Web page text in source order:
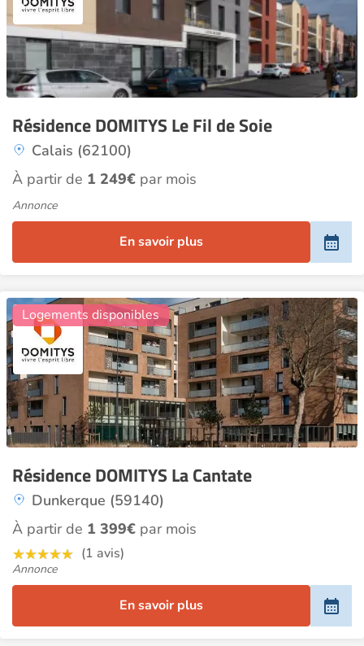
Résidence DOMITYS Le Fil de Soie
Calais (62100)
À partir de 1 249€ par mois
Annonce
En savoir plus
Résidence DOMITYS La Cantate
Dunkerque (59140)
Logements disponibles
À partir de 1 399€ par mois
(1 avis)
Annonce
En savoir plus